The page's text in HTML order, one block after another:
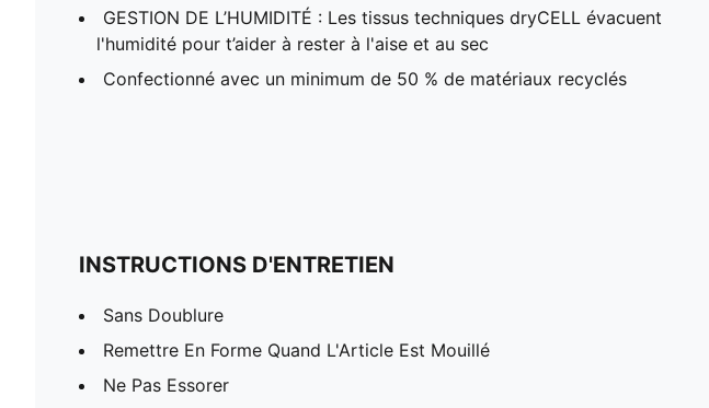
GESTION DE L’HUMIDITÉ : Les tissus techniques dryCELL évacuent
l'humidité pour t’aider à rester à l'aise et au sec
Confectionné avec un minimum de 50 % de matériaux recyclés
INSTRUCTIONS D'ENTRETIEN
Sans Doublure
Remettre En Forme Quand L'Article Est Mouillé
Ne Pas Essorer